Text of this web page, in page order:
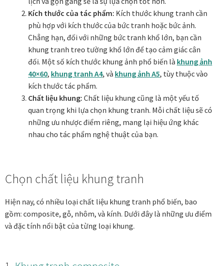
Kích thước của tác phẩm: Kích thước khung tranh cần
phù hợp với kích thước của bức tranh hoặc bức ảnh.
Chẳng hạn, đối với những bức tranh khổ lớn, bạn cần
khung tranh treo tường khổ lớn để tạo cảm giác cân
đối. Một số kích thước khung ảnh phổ biến là khung ảnh
40×60, khung tranh A4, và khung ảnh A5, tùy thuộc vào
kích thước tác phẩm.
Chất liệu khung: Chất liệu khung cũng là một yếu tố
quan trọng khi lựa chọn khung tranh. Mỗi chất liệu sẽ có
những ưu nhược điểm riêng, mang lại hiệu ứng khác
nhau cho tác phẩm nghệ thuật của bạn.
Chọn chất liệu khung tranh
Hiện nay, có nhiều loại chất liệu khung tranh phổ biến, bao
gồm: composite, gỗ, nhôm, và kính. Dưới đây là những ưu điểm
và đặc tính nổi bật của từng loại khung.